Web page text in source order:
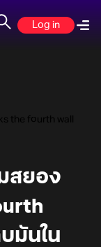
Log in
the fourth wall
สยอง
มันใน